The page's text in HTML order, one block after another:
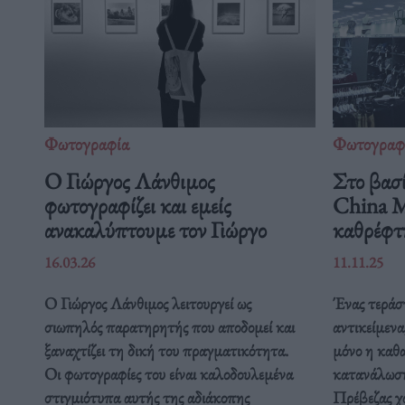
Φωτογραφία
Ο Γιώργος Λάνθιμος
φωτογραφίζει και εμείς
ανακαλύπτουμε τον Γιώργο
16.03.26
Ο Γιώργος Λάνθιμος λειτουργεί ως
σιωπηλός παρατηρητής που αποδομεί και
ξαναχτίζει τη δική του πραγματικότητα.
Οι φωτογραφίες του είναι καλοδουλεμένα
στιγμιότυπα αυτής της αδιάκοπης
Στο
China
11.11.25
Ένας
μόνο η
Πρέβεζας